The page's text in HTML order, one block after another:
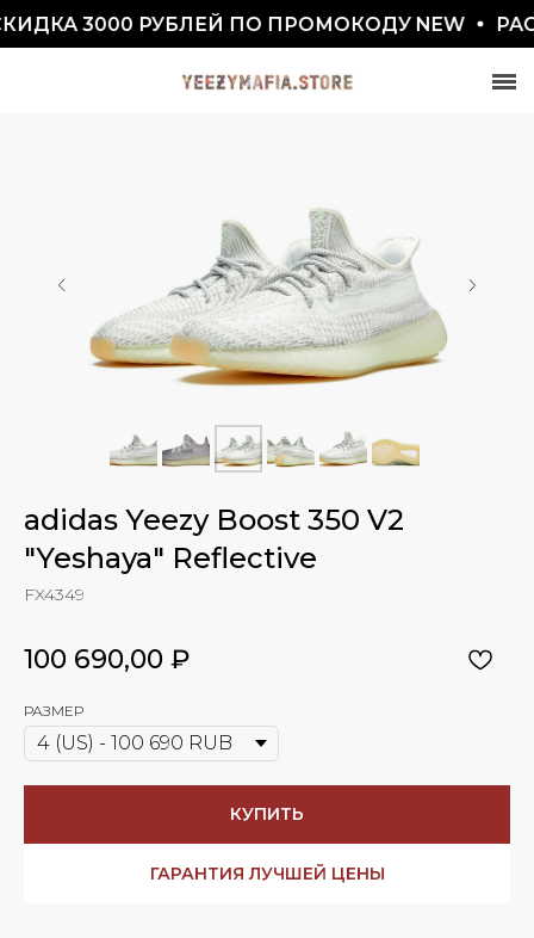
3000 РУБЛЕЙ ПО ПРОМОКОДУ NEW
СКИДКА 7777₽ ПО ПРОМОКОДУ BLACKFRIDAY
adidas Yeezy Boost 350 V2
"Yeshaya" Reflective
FX4349
100 690,00 ₽
РАЗМЕР
КУПИТЬ
ГАРАНТИЯ ЛУЧШЕЙ ЦЕНЫ